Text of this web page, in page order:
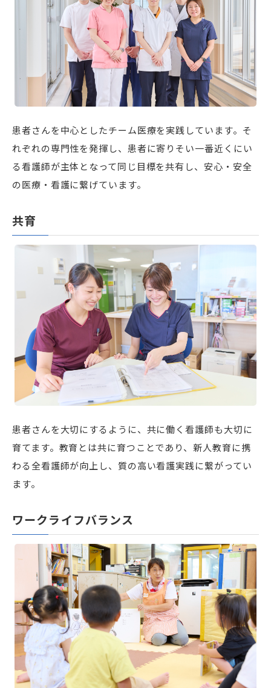
患者さんを中心としたチーム医療を実践しています。そ
れぞれの専門性を発揮し、患者に寄りそい一番近くにい
る看護師が主体となって同じ目標を共有し、安心・安全
の医療・看護に繋げています。
共育
患者さんを大切にするように、共に働く看護師も大切に
育てます。教育とは共に育つことであり、新人教育に携
わる全看護師が向上し、質の高い看護実践に繋がってい
ます。
ワークライフバランス